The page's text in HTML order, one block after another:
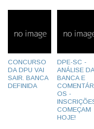
CONCURSO
DA DPU VAI
SAIR. BANCA
DEFINIDA
DPE-SC -
ANÁLISE DA
BANCA E
OS -
COMEÇAM
HOJE!